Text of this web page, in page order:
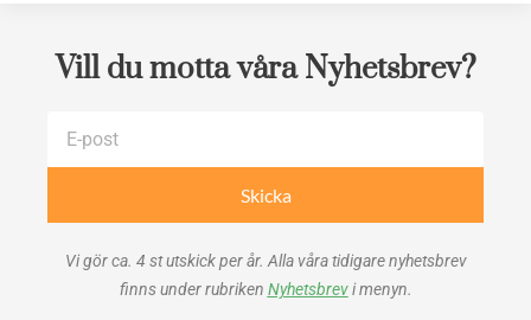
Vill du motta våra Nyhetsbrev?
post
Skicka
Vi gör ca. 4 st utskick per år. Alla våra tidigare nyhetsbrev
finns under rubriken Nyhetsbrevi menyn.